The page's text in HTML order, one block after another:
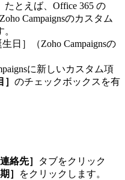
とえば、Office 365 の
Campaignsのカスタム
日］（Zoho Campaignsの
に新しいカスタム項
のチェックボックスを有
連絡先］
タブをクリック
］
をクリックします。